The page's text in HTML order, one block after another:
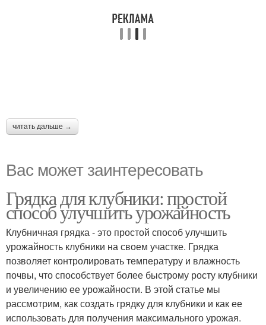
читать дальше →
Вас может заинтересовать
Грядка для клубники: простой
способ улучшить урожайность
Клубничная грядка - это простой способ улучшить
урожайность клубники на своем участке. Грядка
позволяет контролировать температуру и влажность
почвы, что способствует более быстрому росту клубники
и увеличению ее урожайности. В этой статье мы
рассмотрим, как создать грядку для клубники и как ее
использовать для получения максимального урожая.